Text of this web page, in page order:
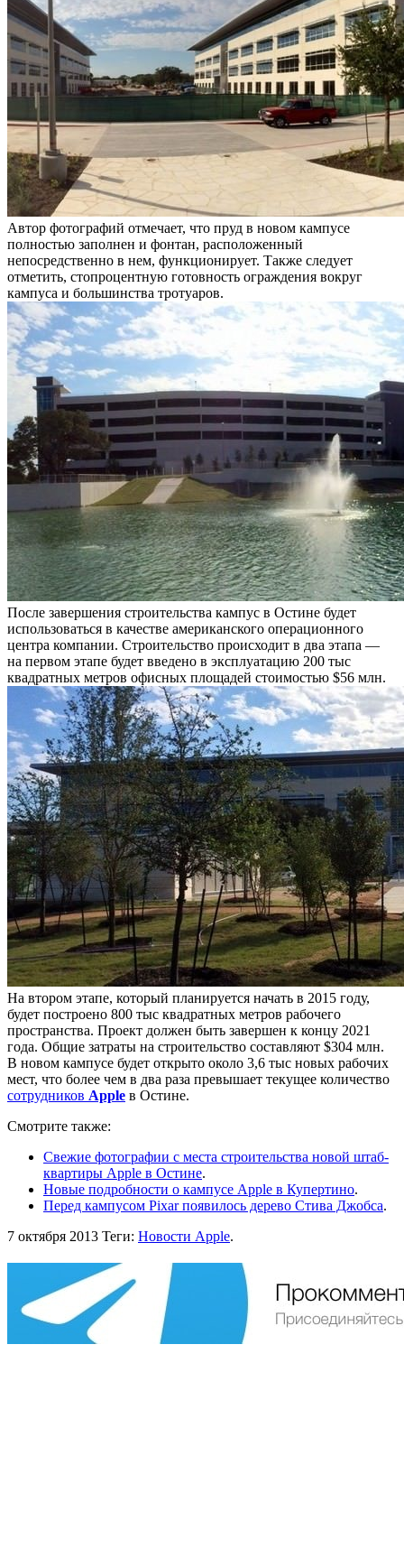
Автор фотографий отмечает, что пруд в новом кампусе
полностью заполнен и фонтан, расположенный
непосредственно в нем, функционирует. Также следует
отметить, стопроцентную готовность ограждения вокруг
кампуса и большинства тротуаров.
После завершения строительства кампус в Остине будет
использоваться в качестве американского операционного
центра компании. Строительство происходит в два этапа —
на первом этапе будет введено в эксплуатацию 200 тыс
квадратных метров офисных площадей стоимостью $56 млн.
На втором этапе, который планируется начать в 2015 году,
будет построено 800 тыс квадратных метров рабочего
пространства. Проект должен быть завершен к концу 2021
года. Общие затраты на строительство составляют $304 млн.
В новом кампусе будет открыто около 3,6 тыс новых рабочих
мест, что более чем в два раза превышает текущее количество
сотрудников Apple в Остине.
Смотрите также:
Свежие фотографии с места строительства новой штаб-
квартиры Apple в Остине.
Новые подробности о кампусе Apple в Купертино.
Перед кампусом Pixar появилось дерево Стива Джобса.
7 октября 2013 Теги: Новости Apple.